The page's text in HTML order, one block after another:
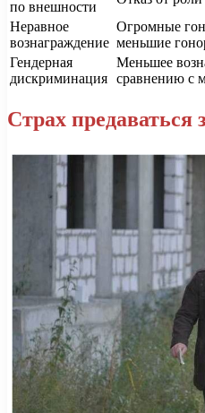
по внешности
Неравное
вознаграждение
Огромные
меньшие
Гендерная
дискриминация
Меньшее
сравнению с
Страх предаваться